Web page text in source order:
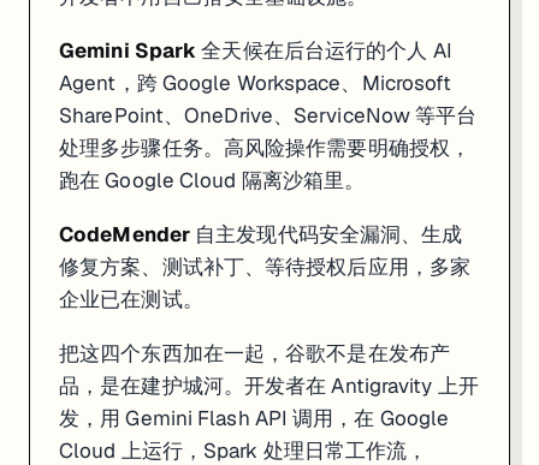
Gemini Spark 全天候在后台运行的个人 AI
Agent，跨 Google Workspace、Microsoft
SharePoint、OneDrive、ServiceNow 等平台
处理多步骤任务。高风险操作需要明确授权，
跑在 Google Cloud 隔离沙箱里。
CodeMender 自主发现代码安全漏洞、生成
修复方案、测试补丁、等待授权后应用，多家
企业已在测试。
把这四个东西加在一起，谷歌不是在发布产
品，是在建护城河。开发者在 Antigravity 上开
发，用 Gemini Flash API 调用，在 Google
Cloud 上运行，Spark 处理日常工作流，